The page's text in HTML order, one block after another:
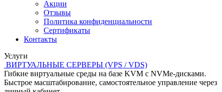
Акции
Отзывы
Политика конфиденциальности
Сертификаты
Контакты
Услуги
ВИРТУАЛЬНЫЕ СЕРВЕРЫ (VPS / VDS)
Гибкие виртуальные среды на базе KVM с NVMe-дисками.
Быстрое масштабирование, самостоятельное управление через